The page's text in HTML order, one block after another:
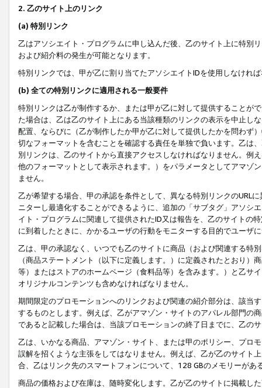
2. 乙のサイト上のリンク
(a) 特別リンク
乙はアソシエイト・プログラムに申し込んだ後、乙のサイト上に特別
および紹介料の発生が可能となります。
特別リンクでは、甲が乙に割り当てたアソシエイトIDを使用しなけれ
(b) 全ての特別リンクに適用される一般要件
特別リンクは乙が制作するか、または甲が乙に対して提供することが
た場合は、乙は乙のサイト上にある当該種類のリンクの表示を中止し
配置、ならびに（乙が制作したか甲が乙に対して提供したかを問わず
切なフォーマットを含むことを確認する責任を単独で負います。乙は
別リンクは、乙のサイトから直接アクセスしなければなりません。例
他のフォーマットとして表示されます。）をパラメータとしてアマゾ
ません。
乙が希望する場合、甲の承認を条件として、異なる特別リンクのURL
ニターし最適化することができるように、追加の「サブタグ」アソシ
イト・プログラムに関連して提供されたID又は報告を、乙のサイトの
に到着したときに、かかるユーザの行動をモニターする目的でユーザ
乙は、甲の承認なく、いつでも乙のサイトに商品（および関連する特
（商品ステートメント（以下に定義します。）に定義されたとおり
等）またはストアのホームページ（食料品等）を含みます。）と乙サ
オリジナルコンテンツも含めなければなりません。
期間限定のプロモーションへのリンクおよび関連の紹介部分は、該当
するものとします。例えば、乙がアマゾン・サイトのアパレル部門の
であると記載した場合は、当該プロモーションの終了日までに、乙の
乙は、いかなる商品、アマゾン・サイト、または甲のポリシー、プロ
誤解を招くような主張をしてはなりません。例えば、乙が乙のサイト
合、乙はリンク先のスマートフォンについて、128 GBのメモリーがあ
商品の価格および在庫は、随時変化します。乙が乙のサイトに掲載し